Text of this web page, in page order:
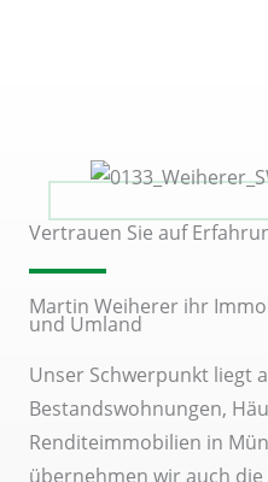
Vertrauen Sie auf
Martin Weiherer ihr
und Umland
Unser Schwerpunkt liegt
Bestandswohnungen,
Renditeimmobilien in
übernehmen wir auch